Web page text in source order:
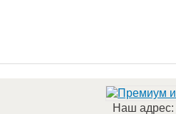
Наш адрес: